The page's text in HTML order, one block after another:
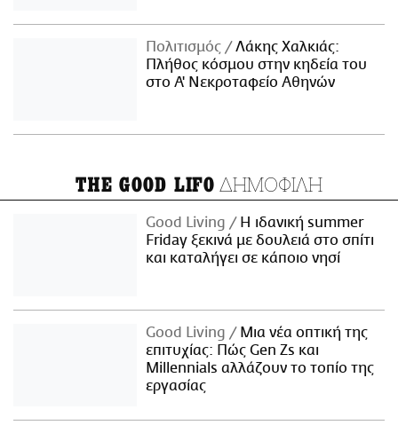
Πολιτισμός
Λάκης Χαλκιάς:
Πλήθος κόσμου στην κηδεία του
στο Α' Νεκροταφείο Αθηνών
THE GOOD LIFO ΔΗΜΟΦΙΛΗ
Good Living
Η ιδανική summer
Friday ξεκινά με δουλειά στο σπίτι
και καταλήγει σε κάποιο νησί
Good Living
Μια νέα οπτική της
επιτυχίας: Πώς Gen Zs και
Millennials αλλάζουν το τοπίο της
εργασίας